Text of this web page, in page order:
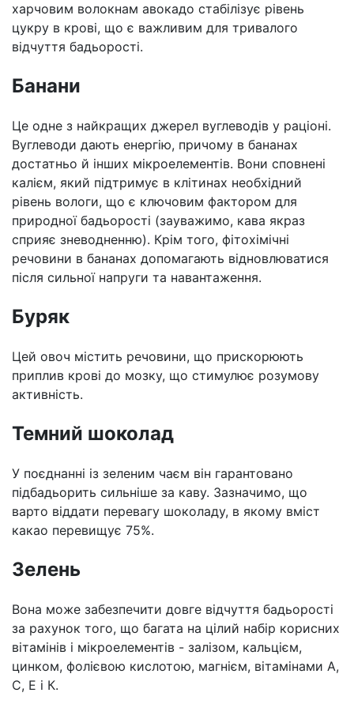
харчовим волокнам авокадо стабілізує рівень
цукру в крові, що є важливим для тривалого
відчуття бадьорості.
Банани
Це одне з найкращих джерел вуглеводів у раціоні.
Вуглеводи дають енергію, причому в бананах
достатньо й інших мікроелементів. Вони сповнені
калієм, який підтримує в клітинах необхідний
рівень вологи, що є ключовим фактором для
природної бадьорості (зауважимо, кава якраз
сприяє зневодненню). Крім того, фітохімічні
речовини в бананах допомагають відновлюватися
після сильної напруги та навантаження.
Буряк
Цей овоч містить речовини, що прискорюють
приплив крові до мозку, що стимулює розумову
активність.
Темний шоколад
У поєднанні із зеленим чаєм він гарантовано
підбадьорить сильніше за каву. Зазначимо, що
варто віддати перевагу шоколаду, в якому вміст
какао перевищує 75%.
Зелень
Вона може забезпечити довге відчуття бадьорості
за рахунок того, що багата на цілий набір корисних
вітамінів і мікроелементів - залізом, кальцієм,
цинком, фолієвою кислотою, магнієм, вітамінами А,
С, Е і К.